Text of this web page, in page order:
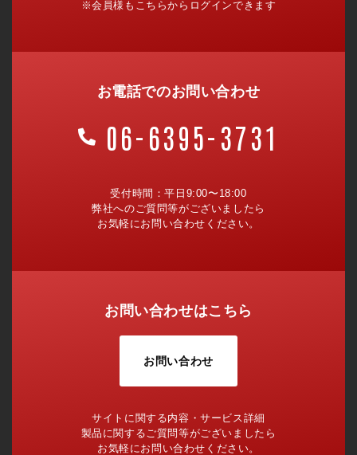
※会員様もこちらからログインできます
お電話でのお問い合わせ
06-6395-3731
受付時間：平日9:00〜18:00
弊社へのご質問等がございましたら
お気軽にお問い合わせください。
お問い合わせはこちら
お問い合わせ
サイトに関する内容・サービス詳細
製品に関するご質問等がございましたら
お気軽にお問い合わせください。